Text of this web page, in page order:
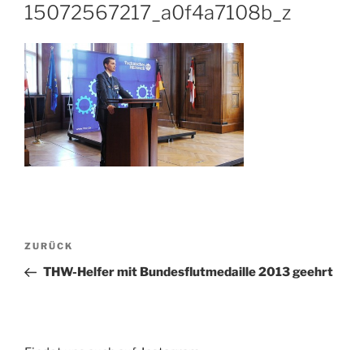
15072567217_a0f4a7108b_z
Beitragsnavigation
Vorheriger
Beitrag
ZURÜCK
THW-Helfer mit Bundesflutmedaille 2013 geehrt